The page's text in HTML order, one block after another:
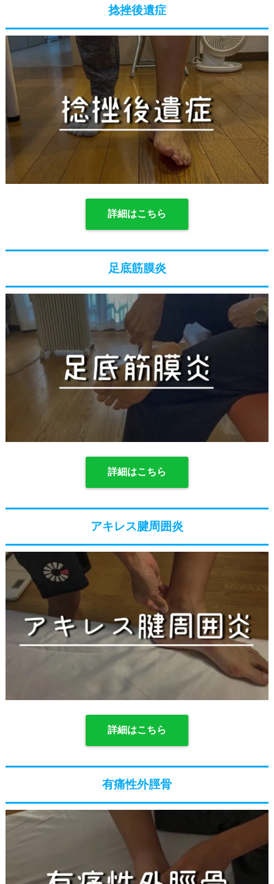
捻挫後遺症
詳細はこちら
足底筋膜炎
詳細はこちら
アキレス腱周囲炎
詳細はこちら
有痛性外脛骨